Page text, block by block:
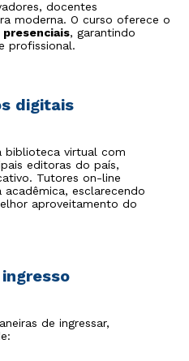
docentes
moderna. O curso oferece o
presenciais, garantindo
profissional.
digitais
biblioteca virtual com
editoras do país,
Tutores on-line
esclarecendo
aproveitamento do
de ingressar,
de Privacidade.e
utilizados para o
do Sul.